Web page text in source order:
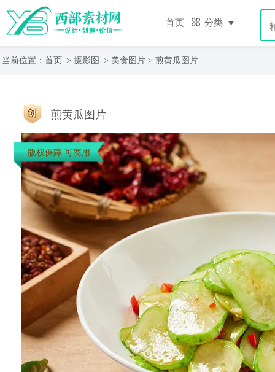
首页 分类
当前位置： 首页 > 摄影图 > 美食图片 > 煎黄瓜图片
煎黄瓜图片
版权保障 可商用